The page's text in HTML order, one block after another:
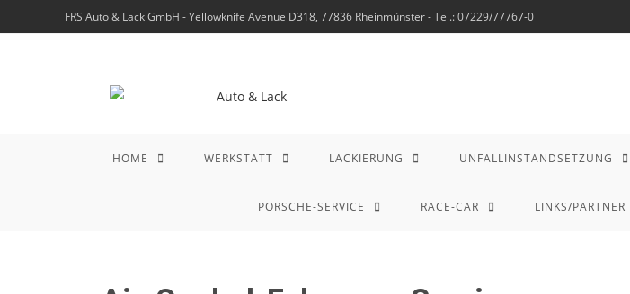
FRS Auto & Lack GmbH - Yellowknife Avenue D318, 77836 Rheinmünster - Tel.: 07229/77767-0
HOME WERKSTATT LACKIERUNG UNFALLINSTANDSETZUNG
PORSCHE-SERVICE RACE-CAR LINKS/PARTNER